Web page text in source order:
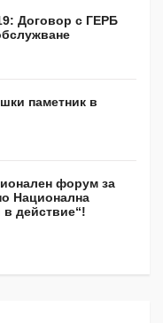
Договор с ГЕРБ
паметник в
форум за
Национална
действие“!